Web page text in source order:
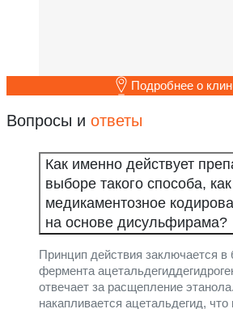
Подробнее о
Вопросы и ответы
Как именно действует
выборе такого способа, как
медикаментозное
на основе дисульфирама?
Принцип действия заключается в
фермента
отвечает за расщепление
накапливается ацетальдегид,